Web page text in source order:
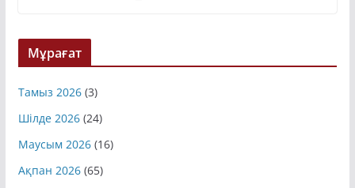
Мұрағат
Тамыз 2026(3)
Шілде 2026(24)
Маусым 2026(16)
Ақпан 2026(65)